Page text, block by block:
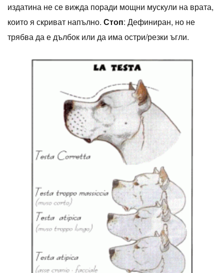
издатина не се вижда поради мощни мускули на врата,
които я скриват напълно. Стоп: Дефиниран, но не
трябва да е дълбок или да има остри/резки ъгли.